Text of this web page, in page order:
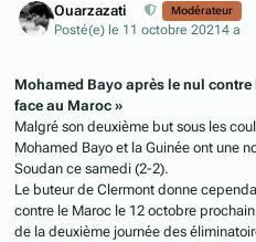
Ouarzazati Modérateur
Posté(e) le 11 octobre 20214 a
Mohamed Bayo après le nul
face au Maroc »
Malgré son deuxième but sous les
Mohamed Bayo et la Guinée ont une
Soudan ce samedi (2-2).
Le buteur de Clermont donne
contre le Maroc le 12 octobre
de la deuxième journée des